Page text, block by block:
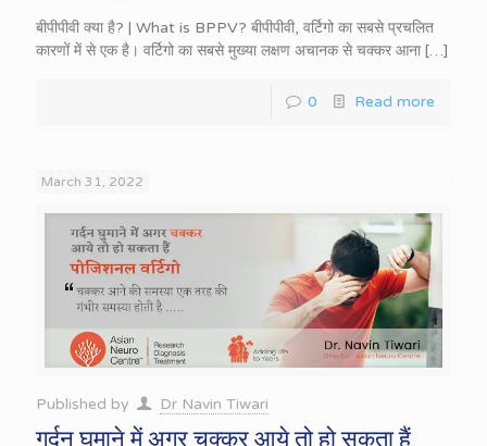
बीपीपीवी क्या है? | What is BPPV? बीपीपीवी, वर्टिगो का सबसे प्रचलित
कारणों में से एक है। वर्टिगो का सबसे मुख्या लक्षण अचानक से चक्कर आना […]
0 Read more
March 31, 2022
Published by Dr Navin Tiwari
गर्दन घुमाने में अगर चक्कर आये तो हो सकता हैं